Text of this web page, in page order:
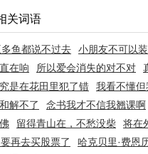
关词语
鱼都说不过去 小朋友不可以
在响 所以爱会消失的对不对
是在花田里犯了错 我看不懂
解不了 念书我才不信我翘课啊
留得青山在，不愁没柴 将在
再去买股票了 哈克贝里·费恩